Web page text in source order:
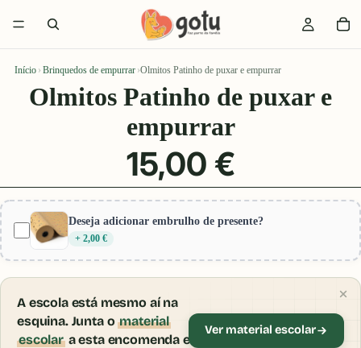
Início › Brinquedos de empurrar ›Olmitos Patinho de puxar e empurrar
Olmitos Patinho de puxar e
empurrar
15,00 €
Deseja adicionar embrulho de presente?
+ 2,00 €
A escola está mesmo aí na
esquina. Junta omaterial
escolara esta encomenda e
Ver material escolar